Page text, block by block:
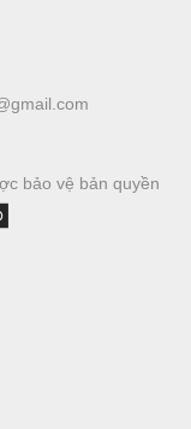
bảo vệ bản quyền